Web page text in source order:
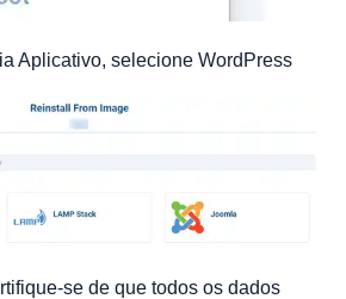
Aplicativo, selecione WordPress
se de que todos os dados